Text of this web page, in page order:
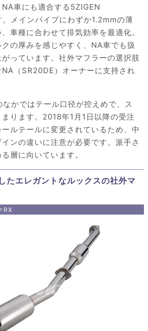
車にも適合する5ZIGEN
。メインパイプにわずか1.2mmの薄
車種に合わせて排気効率を最適化。
の厚みを感じやすく、NA車でも扱
っています。社外マフラーの選択肢
（SR20DE）オーナーに支持され
かではテール口径が控えめで、ス
ります。2018年1月1日以降の受注
ルテールに変更されているため、中
ンの違いに注意が必要です。派手さ
層に向いています。
たエレガントなルックスの社外マ
RX